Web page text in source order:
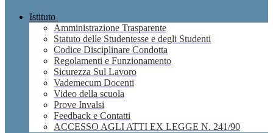
Istituto
Amministrazione Trasparente
Statuto delle Studentesse e degli Studenti
Codice Disciplinare Condotta
Regolamenti e Funzionamento
Sicurezza Sul Lavoro
Vademecum Docenti
Video della scuola
Prove Invalsi
Feedback e Contatti
ACCESSO AGLI ATTI EX LEGGE N. 241/90